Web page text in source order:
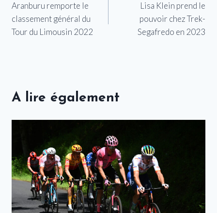
de
l’article
Aranburu remporte le
classement général du
Tour du Limousin 2022
Lisa Klein prend le
pouvoir chez Trek-
Segafredo en 2023
A lire également